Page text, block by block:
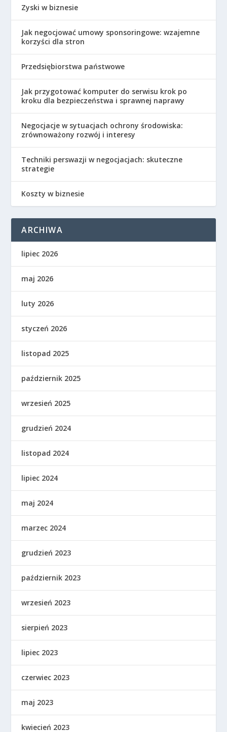
Zyski w biznesie
Jak negocjować umowy sponsoringowe: wzajemne
korzyści dla stron
Przedsiębiorstwa państwowe
Jak przygotować komputer do serwisu krok po
kroku dla bezpieczeństwa i sprawnej naprawy
Negocjacje w sytuacjach ochrony środowiska:
zrównoważony rozwój i interesy
Techniki perswazji w negocjacjach: skuteczne
strategie
Koszty w biznesie
ARCHIWA
lipiec 2026
maj 2026
luty 2026
styczeń 2026
listopad 2025
październik 2025
wrzesień 2025
grudzień 2024
listopad 2024
lipiec 2024
maj 2024
marzec 2024
grudzień 2023
październik 2023
wrzesień 2023
sierpień 2023
lipiec 2023
czerwiec 2023
maj 2023
kwiecień 2023